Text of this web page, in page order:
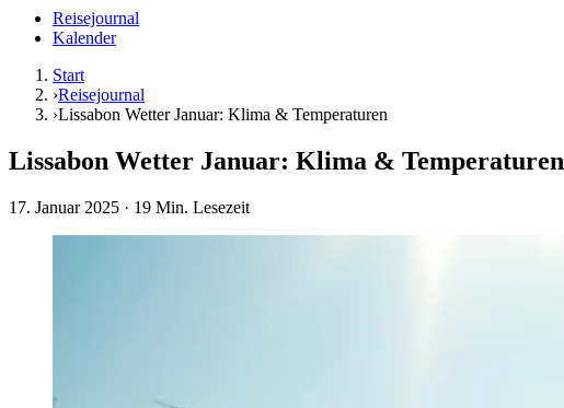
Reisejournal
Kalender
Start
›Reisejournal
›Lissabon Wetter Januar: Klima & Temperaturen
Lissabon Wetter Januar: Klima & Temperaturen
17. Januar 2025 · 19 Min. Lesezeit